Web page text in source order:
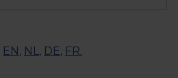
EN , NL, DE, FR.